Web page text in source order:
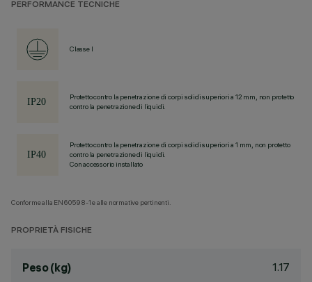
PERFORMANCE TECNICHE
Classe I
Protetto contro la penetrazione di corpi solidi superiori a 12 mm, non protetto
contro la penetrazione di liquidi.
Protetto contro la penetrazione di corpi solidi superiori a 1 mm, non protetto
contro la penetrazione di liquidi.
Con accessorio installato
Conforme alla EN60598-1 e alle normative pertinenti.
PROPRIETÀ FISICHE
Peso (kg) 1.17